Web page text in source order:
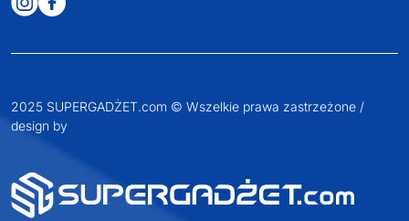
2025 SUPERGADŻET.com © Wszelkie prawa zastrzeżone /
design by